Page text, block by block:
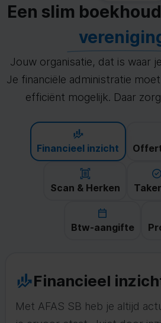
Een slim
Jouw organisatie, dat is waar
Je financiële administratie
efficiënt mogelijk. Daar
Financieel inzicht
Scan & Herken
Btw-aangifte
Financieel
Met AFAS SB heb je altijd